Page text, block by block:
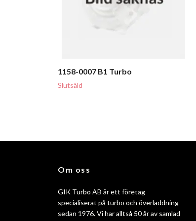
1158-0007 B1 Turbo
Slutsåld
Om oss
GIK Turbo AB är ett företag
specialiserat på turbo och överladdning
sedan 1976. Vi har alltså 50 år av samlad